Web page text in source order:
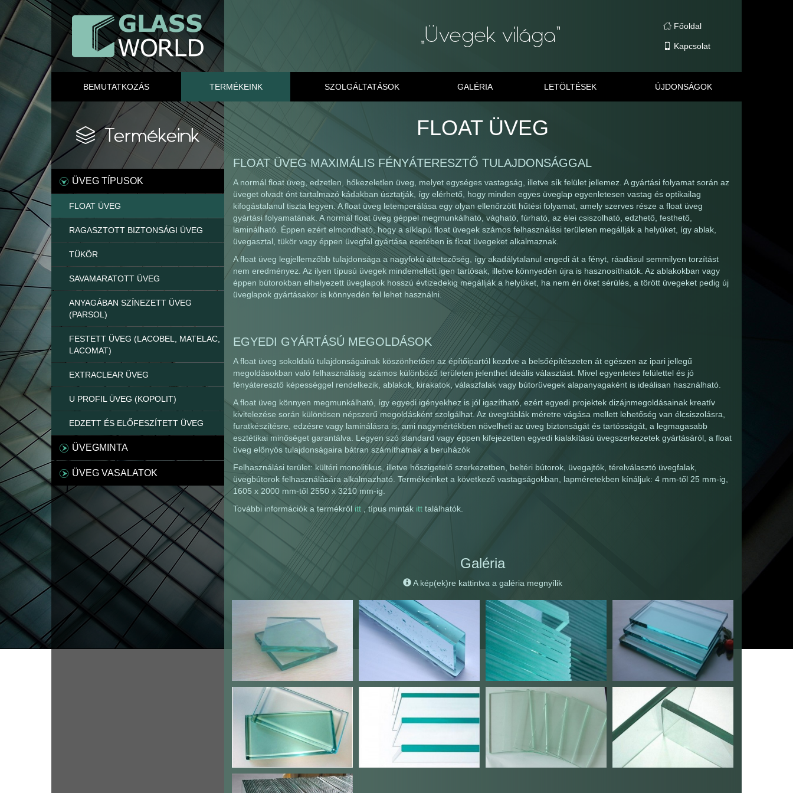
Főoldal
Kapcsolat
BEMUTATKOZÁS TERMÉKEINK SZOLGÁLTATÁSOK GALÉRIA LETÖLTÉSEK ÚJDONSÁGOK
ÜVEG TÍPUSOK
FLOAT ÜVEG
RAGASZTOTT BIZTONSÁGI ÜVEG
TÜKÖR
SAVAMARATOTT ÜVEG
ANYAGÁBAN SZÍNEZETT ÜVEG
(PARSOL)
FESTETT ÜVEG (LACOBEL, MATELAC,
LACOMAT)
EXTRACLEAR ÜVEG
U PROFIL ÜVEG (KOPOLIT)
EDZETT ÉS ELŐFESZÍTETT ÜVEG
ÜVEGMINTA
ÜVEG VASALATOK
FLOAT ÜVEG
FLOAT ÜVEG MAXIMÁLIS FÉNYÁTERESZTŐ TULAJDONSÁGGAL
A normál float üveg, edzetlen, hőkezeletlen üveg, melyet egységes vastagság, illetve sík felület jellemez. A gyártási folyamat során az
üveget olvadt ónt tartalmazó kádakban úsztatják, így elérhető, hogy minden egyes üveglap egyenletesen vastag és optikailag
kifogástalanul tiszta legyen. A float üveg letemperálása egy olyan ellenőrzött hűtési folyamat, amely szerves része a float üveg
gyártási folyamatának. A normál float üveg géppel megmunkálható, vágható, fúrható, az élei csiszolható, edzhető, festhető,
laminálható. Éppen ezért elmondható, hogy a síklapú float üvegek számos felhasználási területen megállják a helyüket, így ablak,
üvegasztal, tükör vagy éppen üvegfal gyártása esetében is float üvegeket alkalmaznak.
A float üveg legjellemzőbb tulajdonsága a nagyfokú áttetszőség, így akadálytalanul engedi át a fényt, ráadásul semmilyen torzítást
nem eredményez. Az ilyen típusú üvegek mindemellett igen tartósak, illetve könnyedén újra is hasznosíthatók. Az ablakokban vagy
éppen bútorokban elhelyezett üveglapok hosszú évtizedekig megállják a helyüket, ha nem éri őket sérülés, a törött üvegeket pedig új
üveglapok gyártásakor is könnyedén fel lehet használni.
EGYEDI GYÁRTÁSÚ MEGOLDÁSOK
A float üveg sokoldalú tulajdonságainak köszönhetően az építőipartól kezdve a belsőépítészeten át egészen az ipari jellegű
megoldásokban való felhasználásig számos különböző területen jelenthet ideális választást. Mivel egyenletes felülettel és jó
fényáteresztő képességgel rendelkezik, ablakok, kirakatok, válaszfalak vagy bútorüvegek alapanyagaként is ideálisan használható.
A float üveg könnyen megmunkálható, így egyedi igényekhez is jól igazítható, ezért egyedi projektek dizájnmegoldásainak kreatív
kivitelezése során különösen népszerű megoldásként szolgálhat. Az üvegtáblák méretre vágása mellett lehetőség van élcsiszolásra,
furatkészítésre, edzésre vagy laminálásra is, ami nagymértékben növelheti az üveg biztonságát és tartósságát, a legmagasabb
esztétikai minőséget garantálva. Legyen szó standard vagy éppen kifejezetten egyedi kialakítású üvegszerkezetek gyártásáról, a float
üveg előnyös tulajdonságaira bátran számíthatnak a beruházók
Felhasználási terület: kültéri monolitikus, illetve hőszigetelő szerkezetben, beltéri bútorok, üvegajtók, térelválasztó üvegfalak,
üvegbútorok felhasználására alkalmazható. Termékeinket a következő vastagságokban, lapméretekben kínáljuk: 4 mm-től 25 mm-ig,
1605 x 2000 mm-től 2550 x 3210 mm-ig.
További információk a termékről itt , típus minták itt találhatók.
Galéria
A kép(ek)re kattintva a galéria megnyílik